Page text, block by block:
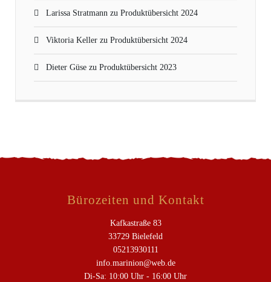
Larissa Stratmann zu Produktübersicht 2024
Viktoria Keller zu Produktübersicht 2024
Dieter Güse zu Produktübersicht 2023
Bürozeiten und Kontakt
Kafkastraße 83
33729 Bielefeld
05213930111
info.marinion@web.de
Di-Sa: 10:00 Uhr - 16:00 Uhr